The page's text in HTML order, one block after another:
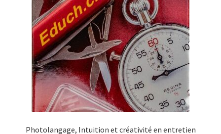
Photolangage, Intuition et créativité en entretien